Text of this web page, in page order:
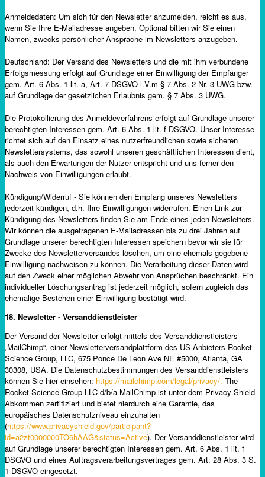
Anmeldedaten: Um sich für den Newsletter anzumelden, reicht es aus,
wenn Sie Ihre E-Mailadresse angeben. Optional bitten wir Sie einen
Namen, zwecks persönlicher Ansprache im Newsletters anzugeben.
Deutschland: Der Versand des Newsletters und die mit ihm verbundene
Erfolgsmessung erfolgt auf Grundlage einer Einwilligung der Empfänger
gem. Art. 6 Abs. 1 lit. a, Art. 7 DSGVO i.V.m § 7 Abs. 2 Nr. 3 UWG bzw.
auf Grundlage der gesetzlichen Erlaubnis gem. § 7 Abs. 3 UWG.
Die Protokollierung des Anmeldeverfahrens erfolgt auf Grundlage unserer
berechtigten Interessen gem. Art. 6 Abs. 1 lit. f DSGVO. Unser Interesse
richtet sich auf den Einsatz eines nutzerfreundlichen sowie sicheren
Newslettersystems, das sowohl unseren geschäftlichen Interessen dient,
als auch den Erwartungen der Nutzer entspricht und uns ferner den
Nachweis von Einwilligungen erlaubt.
Kündigung/Widerruf - Sie können den Empfang unseres Newsletters
jederzeit kündigen, d.h. Ihre Einwilligungen widerrufen. Einen Link zur
Kündigung des Newsletters finden Sie am Ende eines jeden Newsletters.
Wir können die ausgetragenen E-Mailadressen bis zu drei Jahren auf
Grundlage unserer berechtigten Interessen speichern bevor wir sie für
Zwecke des Newsletterversandes löschen, um eine ehemals gegebene
Einwilligung nachweisen zu können. Die Verarbeitung dieser Daten wird
auf den Zweck einer möglichen Abwehr von Ansprüchen beschränkt. Ein
individueller Löschungsantrag ist jederzeit möglich, sofern zugleich das
ehemalige Bestehen einer Einwilligung bestätigt wird.
18. Newsletter - Versanddienstleister
Der Versand der Newsletter erfolgt mittels des Versanddienstleisters
„MailChimp“, einer Newsletterversandplattform des US-Anbieters Rocket
Science Group, LLC, 675 Ponce De Leon Ave NE #5000, Atlanta, GA
30308, USA. Die Datenschutzbestimmungen des Versanddienstleisters
können Sie hier einsehen: https://mailchimp.com/legal/privacy/. The
Rocket Science Group LLC d/b/a MailChimp ist unter dem Privacy-Shield-
Abkommen zertifiziert und bietet hierdurch eine Garantie, das
europäisches Datenschutzniveau einzuhalten
(https://www.privacyshield.gov/participant?
id=a2zt0000000TO6hAAG&status=Active). Der Versanddienstleister wird
auf Grundlage unserer berechtigten Interessen gem. Art. 6 Abs. 1 lit. f
DSGVO und eines Auftragsverarbeitungsvertrages gem. Art. 28 Abs. 3 S.
1 DSGVO eingesetzt.